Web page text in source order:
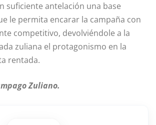
suficiente antelación una base
le permita encarar la campaña con
competitivo, devolviéndole a la
zuliana el protagonismo en la
rentada.
Zuliano.